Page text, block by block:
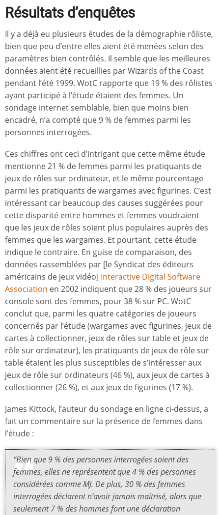
Résultats d’enquêtes
Il y a déjà eu plusieurs études de la démographie rôliste,
bien que peu d’entre elles aient été menées selon des
paramètres bien contrôlés. Il semble que les meilleures
données aient été recueillies par Wizards of the Coast
pendant l’été 1999. WotC rapporte que 19 % des rôlistes
ayant participé à l’étude étaient des femmes. Un
sondage internet semblable, bien que moins bien
encadré, n’a compté que 9 % de femmes parmi les
personnes interrogées.
Ces chiffres ont ceci d’intrigant que cette même étude
mentionne 21 % de femmes parmi les pratiquants de
jeux de rôles sur ordinateur, et le même pourcentage
parmi les pratiquants de wargames avec figurines. C’est
intéressant car beaucoup des causes suggérées pour
cette disparité entre hommes et femmes voudraient
que les jeux de rôles soient plus populaires auprès des
femmes que les wargames. Et pourtant, cette étude
indique le contraire. En guise de comparaison, des
données rassemblées par [le Syndicat des éditeurs
américains de jeux vidéo] Interactive Digital Software
Association en 2002 indiquent que 28 % des joueurs sur
console sont des femmes, pour 38 % sur PC. WotC
conclut que, parmi les quatre catégories de joueurs
concernés par l’étude (wargames avec figurines, jeux de
cartes à collectionner, jeux de rôles sur table et jeux de
rôle sur ordinateur), les pratiquants de jeux de rôle sur
table étaient les plus susceptibles de s’intéresser aux
jeux de rôle sur ordinateurs (46 %), aux jeux de cartes à
collectionner (26 %), et aux jeux de figurines (17 %).
James Kittock, l’auteur du sondage en ligne ci-dessus, a
fait un commentaire sur la présence de femmes dans
l’étude :
“Bien que 9 % des personnes interrogées soient des
femmes, elles ne représentent que 4 % des personnes
considérées comme MJ. De plus, 30 % des femmes
interrogées déclarent n’avoir jamais maîtrisé, alors que
seulement 7 % des hommes font une déclaration